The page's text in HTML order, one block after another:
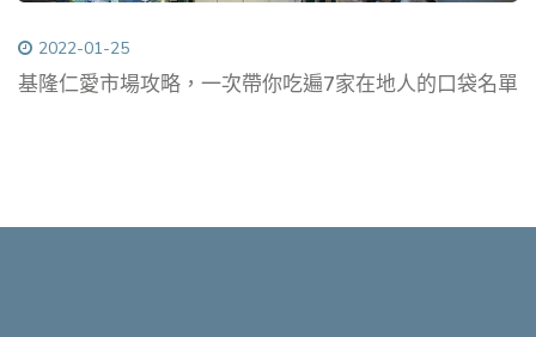
2022-01-25
基隆仁愛市場攻略，一次帶你吃遍7家在地人的口袋名單